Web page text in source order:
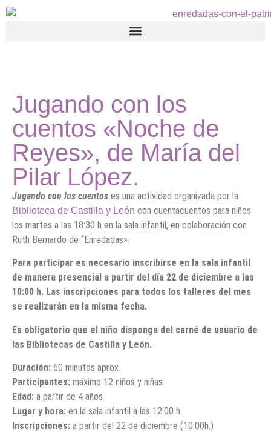
Jugando con los
cuentos «Noche de
Reyes», de María del
Pilar López.
Jugando con los cuentos es una actividad organizada por la
Biblioteca de Castilla y León con cuentacuentos para niños
los martes a las 18:30 h en la sala infantil, en colaboración con
Ruth Bernardo de “Enredadas».
Para participar es necesario inscribirse en la sala infantil
de manera presencial a partir del día 22 de diciembre a las
10:00 h. Las inscripciones para todos los talleres del mes
se realizarán en la misma fecha.
Es obligatorio que el niño disponga del carné de usuario de
las Bibliotecas de Castilla y León.
Duración: 60 minutos aprox.
Participantes: máximo 12 niños y niñas
Edad: a partir de 4 años
Lugar y hora: en la sala infantil a las 12:00 h.
Inscripciones: a partir del 22 de diciembre (10:00h.)